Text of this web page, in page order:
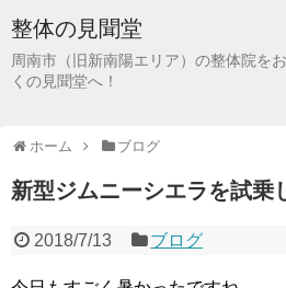
整体の見聞堂
周南市（旧新南陽エリア）の整体院を
くの見聞堂へ！
ホーム ブログ
新型ジムニーシエラを試乗
2018/7/13 ブログ